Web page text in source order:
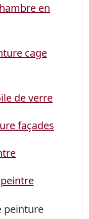
en
cage
de verre
façades
peinture